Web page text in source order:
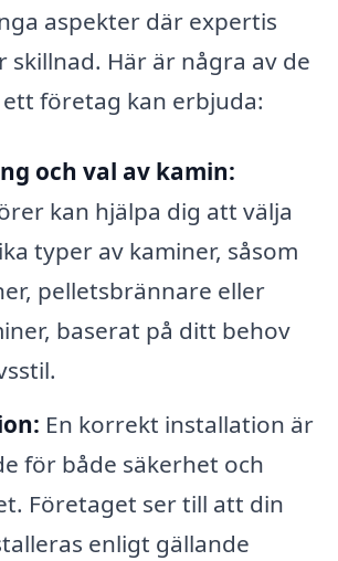
aspekter där expertis
skillnad. Här är några av de
företag kan erbjuda:
och val av kamin:
kan hjälpa dig att välja
typer av kaminer, såsom
pelletsbrännare eller
baserat på ditt behov
En korrekt installation är
för både säkerhet och
Företaget ser till att din
enligt gällande